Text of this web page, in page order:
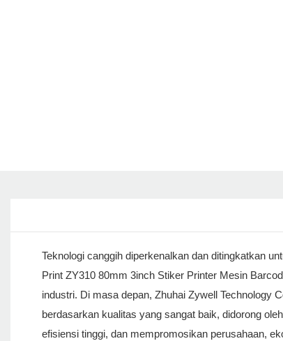
Teknologi canggih diperkenalkan dan ditingkatkan
Print ZY310 80mm 3inch Stiker Printer Mesin
industri. Di masa depan, Zhuhai Zywell Technology
berdasarkan kualitas yang sangat baik, didorong
efisiensi tinggi, dan mempromosikan perusahaan,